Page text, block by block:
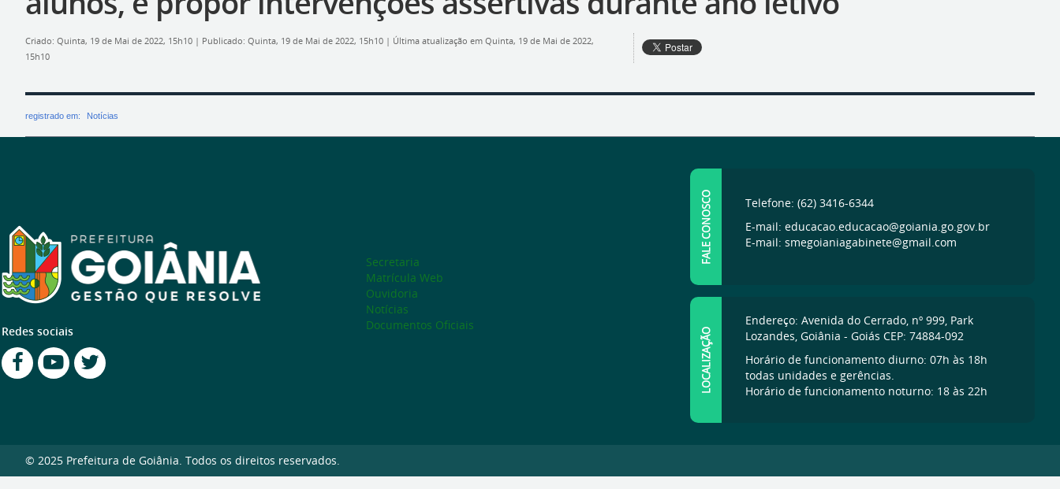
Criado: Quinta, 19 de Mai de 2022, 15h10 | Publicado: Quinta, 19 de Mai de 2022, 15h10 | Última atualização em Quinta, 19 de Mai de 2022,
15h10
registrado em: Notícias
Redes sociais
Secretaria
Matrícula Web
Ouvidoria
Notícias
Documentos Oficiais
FALE CONOSCO
Telefone: (62) 3416-6344
E-mail: educacao.educacao@goiania.go.gov.br
E-mail: smegoianiagabinete@gmail.com
LOCALIZAÇÃO
Endereço: Avenida do Cerrado, nº 999, Park
Lozandes, Goiânia - Goiás CEP: 74884-092
Horário de funcionamento diurno: 07h às 18h
todas unidades e gerências.
Horário de funcionamento noturno: 18 às 22h
© 2025 Prefeitura de Goiânia. Todos os direitos reservados.